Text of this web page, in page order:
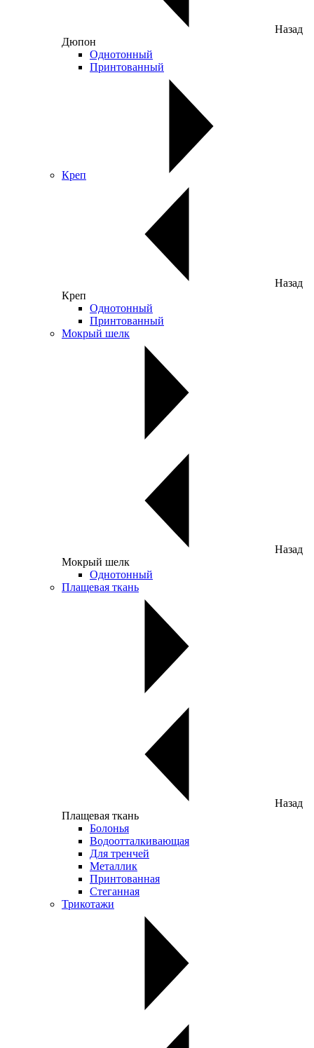
Назад
Дюпон
Однотонный
Принтованный
Креп
Назад
Креп
Однотонный
Принтованный
Мокрый шелк
Назад
Мокрый шелк
Однотонный
Плащевая ткань
Назад
Плащевая ткань
Болонья
Водоотталкивающая
Для тренчей
Металлик
Принтованная
Стеганная
Трикотажи